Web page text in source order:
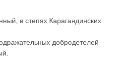
в степях Карагандинских
добродетелей